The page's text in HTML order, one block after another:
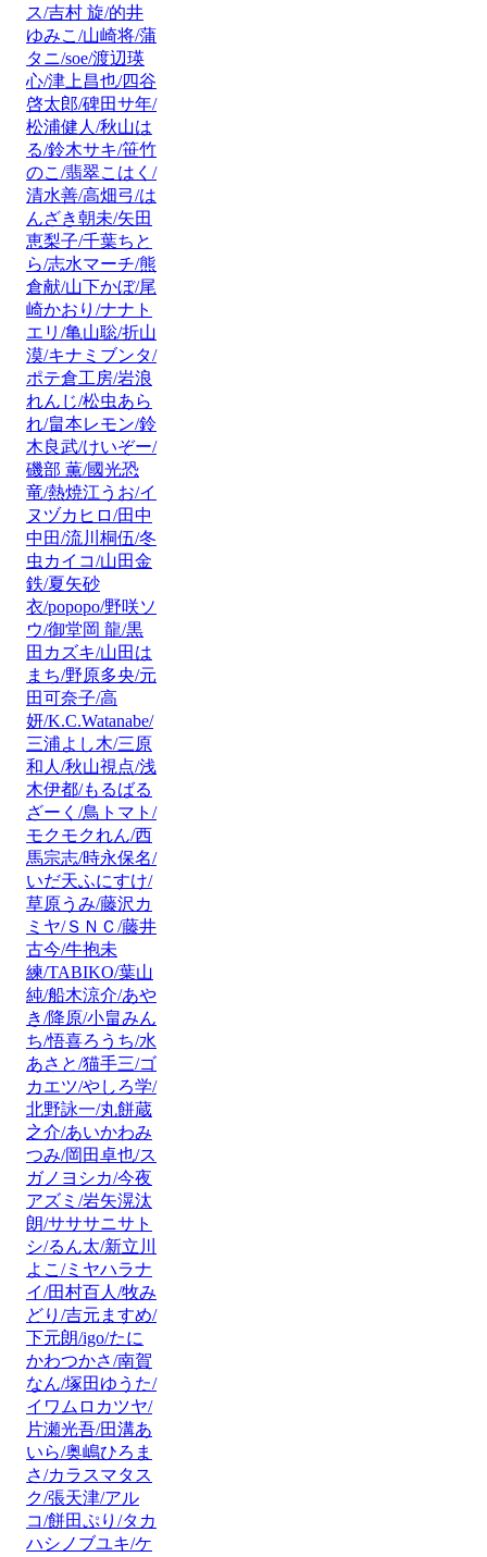
ス/吉村 旋/的井
ゆみこ/山崎将/蒲
タニ/soe/渡辺瑛
心/津上昌也/四谷
啓太郎/碑田サ年/
松浦健人/秋山は
る/鈴木サキ/笹竹
のこ/翡翠こはく/
清水善/高畑弓/は
んざき朝未/矢田
恵梨子/千葉ちと
ら/志水マーチ/熊
倉献/山下かぼ/尾
崎かおり/ナナト
エリ/亀山聡/折山
漠/キナミブンタ/
ポテ倉工房/岩浪
れんじ/松虫あら
れ/畠本レモン/鈴
木良武/けいぞー/
磯部 薫/國光恐
竜/熱焼江うお/イ
ヌヅカヒロ/田中
中田/流川桐伍/冬
虫カイコ/山田金
鉄/夏矢砂
衣/popopo/野咲ソ
ウ/御堂岡 龍/黒
田カズキ/山田は
まち/野原多央/元
田可奈子/高
妍/K.C.Watanabe/
三浦よし木/三原
和人/秋山視点/浅
木伊都/もるばる
ざーく/鳥トマト/
モクモクれん/西
馬宗志/時永保名/
いだ天ふにすけ/
草原うみ/藤沢カ
ミヤ/ＳＮＣ/藤井
古今/牛抱未
練/TABIKO/葉山
純/船木涼介/あや
き/降原/小畠みん
ち/悟喜ろうち/水
あさと/猫手三/ゴ
カエツ/やしろ学/
北野詠一/丸餅蔵
之介/あいかわみ
つみ/岡田卓也/ス
ガノヨシカ/今夜
アズミ/岩矢滉汰
朗/サササニサト
シ/るん太/新立川
よこ/ミヤハラナ
イ/田村百人/牧み
どり/吉元ますめ/
下元朗/igo/たに
かわつかさ/南賀
なん/塚田ゆうた/
イワムロカツヤ/
片瀬光吾/田溝あ
いら/奥嶋ひろま
さ/カラスマタス
ク/張天津/アル
コ/餅田ぷり/タカ
ハシノブユキ/ケ